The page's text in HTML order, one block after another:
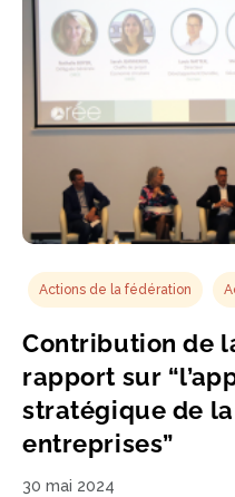
Actions de la fédération
Contribution de
rapport sur
stratégique de
entreprises”
30 mai 2024